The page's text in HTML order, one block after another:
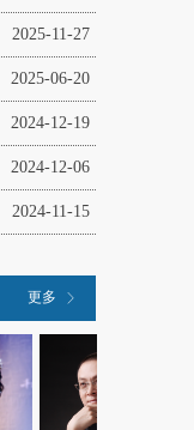
2025-11-27
2025-06-20
2024-12-19
2024-12-06
2024-11-15
更多 ꁕ